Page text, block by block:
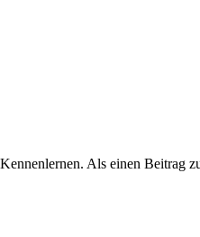
Als einen Beitrag